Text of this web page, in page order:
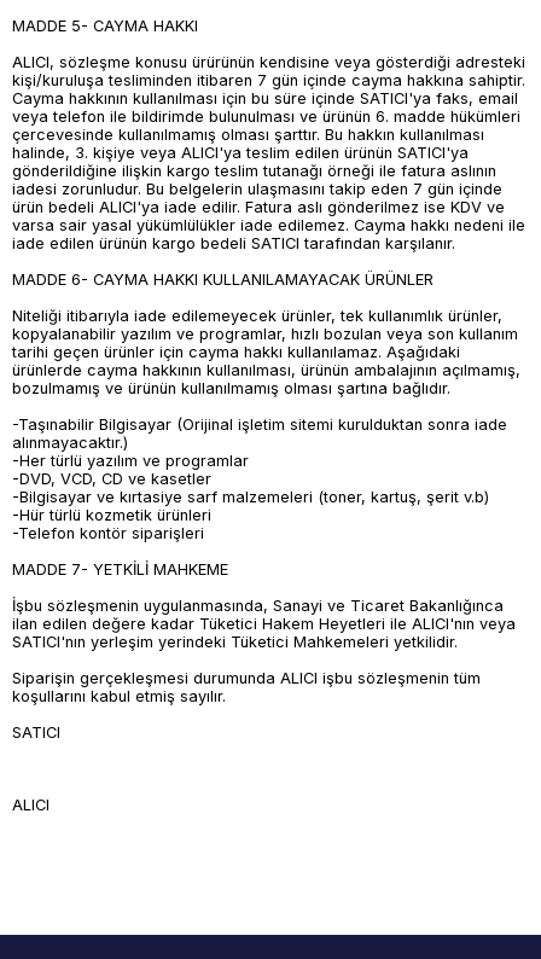
MADDE 5- CAYMA HAKKI
ALICI, sözleşme konusu ürürünün kendisine veya gösterdiği adresteki
kişi/kuruluşa tesliminden itibaren 7 gün içinde cayma hakkına sahiptir.
Cayma hakkının kullanılması için bu süre içinde SATICI'ya faks, email
veya telefon ile bildirimde bulunulması ve ürünün 6. madde hükümleri
çercevesinde kullanılmamış olması şarttır. Bu hakkın kullanılması
halinde, 3. kişiye veya ALICI'ya teslim edilen ürünün SATICI'ya
gönderildiğine ilişkin kargo teslim tutanağı örneği ile fatura aslının
iadesi zorunludur. Bu belgelerin ulaşmasını takip eden 7 gün içinde
ürün bedeli ALICI'ya iade edilir. Fatura aslı gönderilmez ise KDV ve
varsa sair yasal yükümlülükler iade edilemez. Cayma hakkı nedeni ile
iade edilen ürünün kargo bedeli SATICI tarafından karşılanır.
MADDE 6- CAYMA HAKKI KULLANILAMAYACAK ÜRÜNLER
Niteliği itibarıyla iade edilemeyecek ürünler, tek kullanımlık ürünler,
kopyalanabilir yazılım ve programlar, hızlı bozulan veya son kullanım
tarihi geçen ürünler için cayma hakkı kullanılamaz. Aşağıdaki
ürünlerde cayma hakkının kullanılması, ürünün ambalajının açılmamış,
bozulmamış ve ürünün kullanılmamış olması şartına bağlıdır.
-Taşınabilir Bilgisayar (Orijinal işletim sitemi kurulduktan sonra iade
alınmayacaktır.)
-Her türlü yazılım ve programlar
-DVD, VCD, CD ve kasetler
-Bilgisayar ve kırtasiye sarf malzemeleri (toner, kartuş, şerit v.b)
-Hür türlü kozmetik ürünleri
-Telefon kontör siparişleri
MADDE 7- YETKİLİ MAHKEME
İşbu sözleşmenin uygulanmasında, Sanayi ve Ticaret Bakanlığınca
ilan edilen değere kadar Tüketici Hakem Heyetleri ile ALICI'nın veya
SATICI'nın yerleşim yerindeki Tüketici Mahkemeleri yetkilidir.
Siparişin gerçekleşmesi durumunda ALICI işbu sözleşmenin tüm
koşullarını kabul etmiş sayılır.
SATICI
ALICI